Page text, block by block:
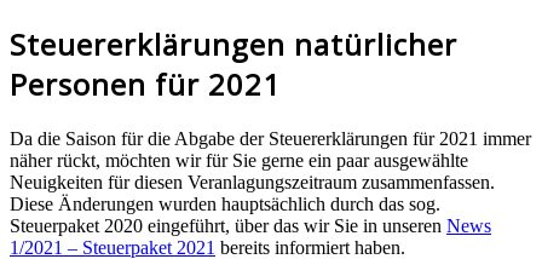
Steuererklärungen natürlicher
Personen für 2021
Da die Saison für die Abgabe der Steuererklärungen für 2021 immer
näher rückt, möchten wir für Sie gerne ein paar ausgewählte
Neuigkeiten für diesen Veranlagungszeitraum zusammenfassen.
Diese Änderungen wurden hauptsächlich durch das sog.
Steuerpaket 2020 eingeführt, über das wir Sie in unseren News
1/2021 – Steuerpaket 2021 bereits informiert haben.